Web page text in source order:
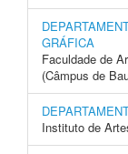
GRÁFICA
Faculdade de
(Câmpus de
Instituto de